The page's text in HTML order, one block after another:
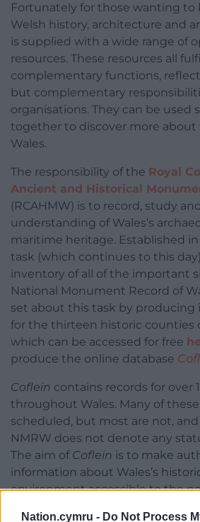
Nation.cymru - Do Not Process
Fortunately for those wanting to
Welsh history, architecture and
is supplied with a wide range of
resources. These resources all
complementary functions,
but complementary
organisations. They can be used
together to discover more about
Wales.
The responsibility of the Royal
Ancient and Historical
(RCAHMW) is to record, study
understanding of Wales’s
maritime heritage. Established in
task (which continues to this
inventory of all of the important
National Monument Record of
set about this task by producing
for the thirteen historic counties
which can be accessed for free
produce the online database
Coflein contains records for over
throughout Wales. Many of
scheduled, but most are not,
NMRW does not denote any
The aim of Coflein is to make
information about Wales’s
environment accessible to the
the wider world). The database